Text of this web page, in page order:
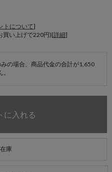
トについて]
買い上げで220円)[詳細]
の場合、商品代金の合計が1,650
庫